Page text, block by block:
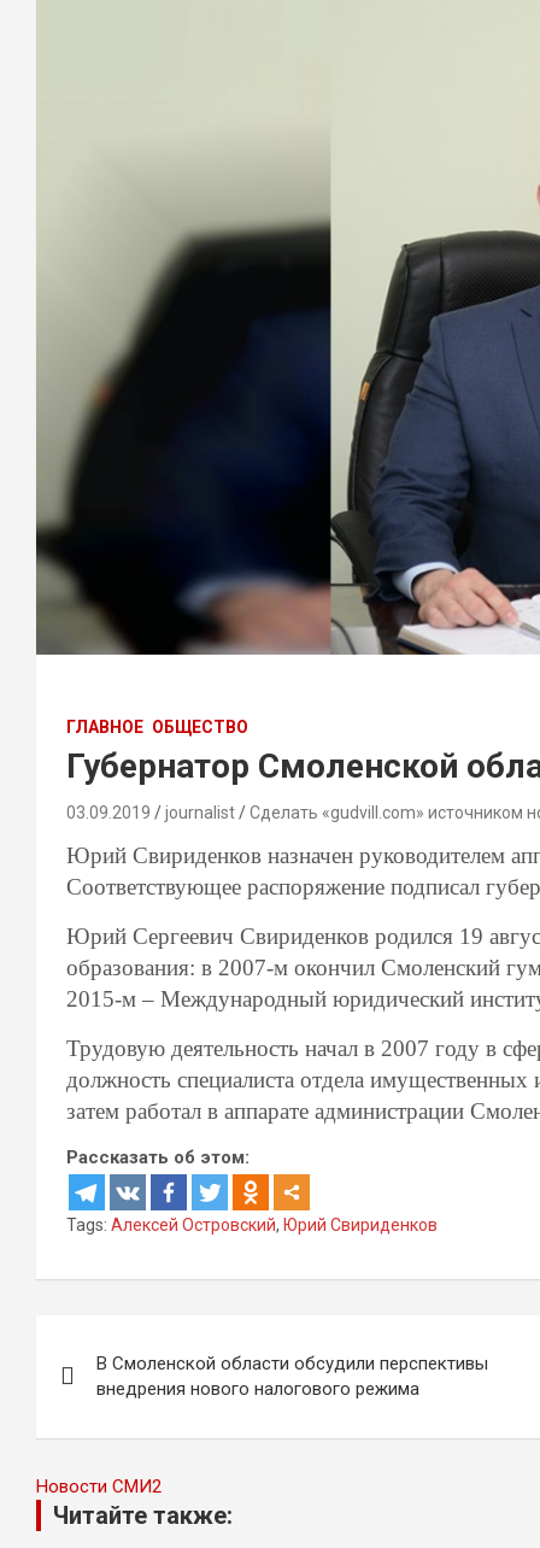
ГЛАВНОЕ ОБЩЕСТВО
Губернатор Смоленской
03.09.2019 journalist Сделать «gudvill.com» источником
Юрий Свириденков назначен руководителем
Соответствующее распоряжение подписал
Юрий Сергеевич Свириденков родился 19
образования: в 2007-м окончил Смоленский
2015-м – Международный юридический
Трудовую деятельность начал в 2007 году в
должность специалиста отдела
затем работал в аппарате администрации
Рассказать об этом:
Tags: Алексей Островский, Юрий Свириденков
по
записям
В Смоленской области обсудили перспективы
внедрения нового налогового режима
Новости СМИ2
Читайте также: